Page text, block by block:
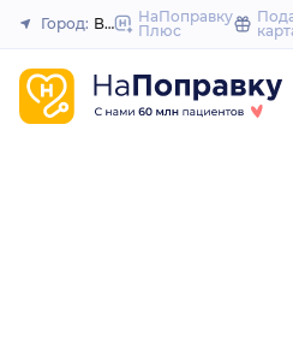
Город: ВолгоградНаПоправку
Плюс